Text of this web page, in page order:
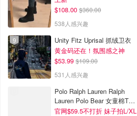
$108.00 $360.00
538人感兴趣
Unity Fitz Uprisal 抓绒卫衣
黄金码还在！氛围感之神
$53.99 $109.00
531人感兴趣
Polo Ralph Lauren Ralph
Lauren Polo Bear 女童棉T恤
染色 1件
官网$59.5不打折 妹子拍L/XL